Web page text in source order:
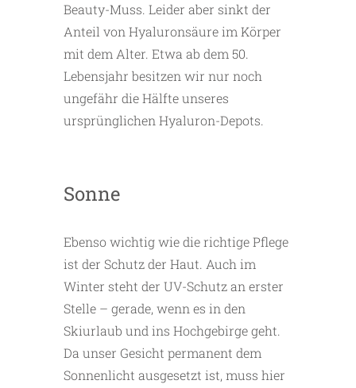
Beauty-Muss. Leider aber sinkt der
Anteil von Hyaluronsäure im Körper
mit dem Alter. Etwa ab dem 50.
Lebensjahr besitzen wir nur noch
ungefähr die Hälfte unseres
ursprünglichen Hyaluron-Depots.
Sonne
Ebenso wichtig wie die richtige Pflege
ist der Schutz der Haut. Auch im
Winter steht der UV-Schutz an erster
Stelle – gerade, wenn es in den
Skiurlaub und ins Hochgebirge geht.
Da unser Gesicht permanent dem
Sonnenlicht ausgesetzt ist, muss hier